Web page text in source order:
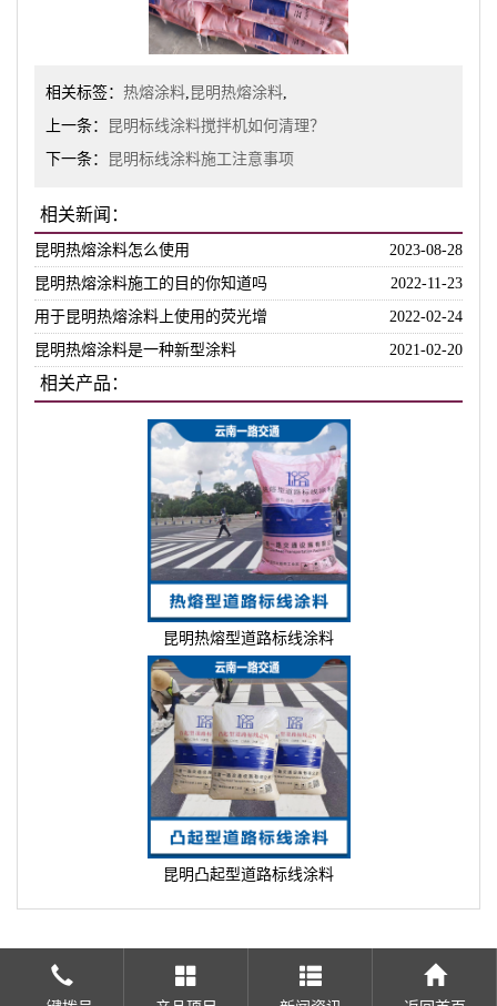
相关标签： 热熔涂料, 昆明热熔涂料,
上一条：
昆明标线涂料搅拌机如何清理？
下一条：
昆明标线涂料施工注意事项
相关新闻：
昆明热熔涂料怎么使用
2023-08-28
昆明热熔涂料施工的目的你知道吗
2022-11-23
用于昆明热熔涂料上使用的荧光增
2022-02-24
昆明热熔涂料是一种新型涂料
2021-02-20
相关产品：
昆明热熔型道路标线涂料
昆明凸起型道路标线涂料